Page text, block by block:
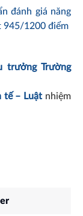
đánh giá năng
945/1200 điểm
trưởng Trường
tế – Luậtnhiệm